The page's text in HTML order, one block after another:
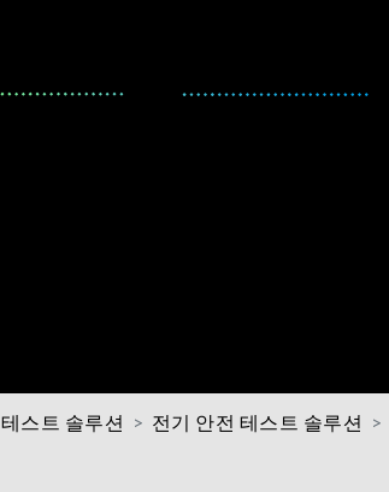
테스트 솔루션 전기 안전 테스트 솔루션